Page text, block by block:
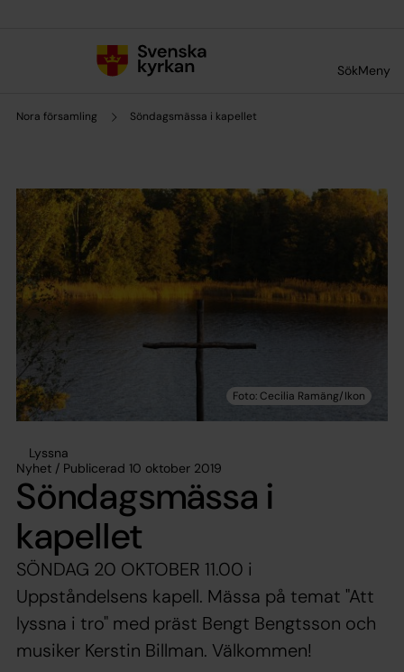
SökMeny
Nora församling Söndagsmässa i kapellet
Lyssna
Nyhet / Publicerad 10 oktober 2019
Söndagsmässa i
kapellet
SÖNDAG 20 OKTOBER 11.00 i
Uppståndelsens kapell. Mässa på temat "Att
lyssna i tro" med präst Bengt Bengtsson och
musiker Kerstin Billman. Välkommen!